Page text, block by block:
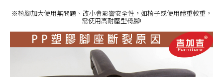
※椅腳加大使用無問題、改小會影響安全性，如椅子或使用體重較重，
需使用高耐壓型椅腳!